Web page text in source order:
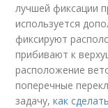
лучшей фиксации
используется
фиксируют
прибивают к
расположение
поперечные
задачу,как